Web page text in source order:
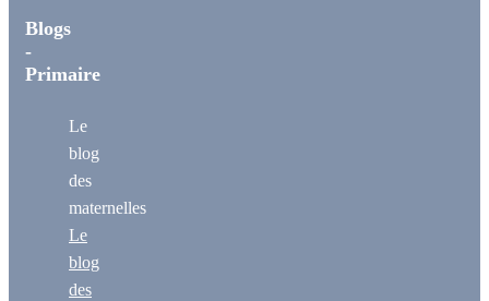
Blogs
-
Primaire
Le
blog
des
maternelles
Le
blog
des